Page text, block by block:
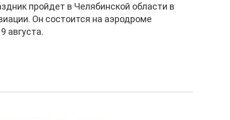
пройдет в Челябинской области в
Он состоится на аэродроме
августа.